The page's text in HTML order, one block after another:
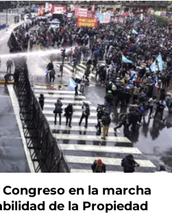
en la marcha
de la Propiedad